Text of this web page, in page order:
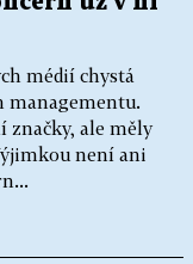
médií chystá
managementu.
značky, ale měly
není ani